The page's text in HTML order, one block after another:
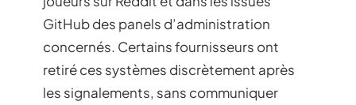
GitHub des panels d’administration
concernés. Certains fournisseurs ont
retiré ces systèmes discrètement après
les signalements, sans communiquer